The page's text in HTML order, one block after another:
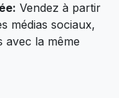
Vendez à partir
médias sociaux,
avec la même